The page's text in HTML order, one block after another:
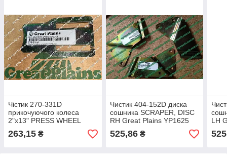
Чістик 270-331D
прикочуючого колеса
2"х13" PRESS WHEEL
SCRAPER чистік 270-331
263,15 ₴
Чистик 404-152D диска
сошника SCRAPER, DISC
RH Great Plains YP1625
PD8070 404-152d
525,86₴
LH